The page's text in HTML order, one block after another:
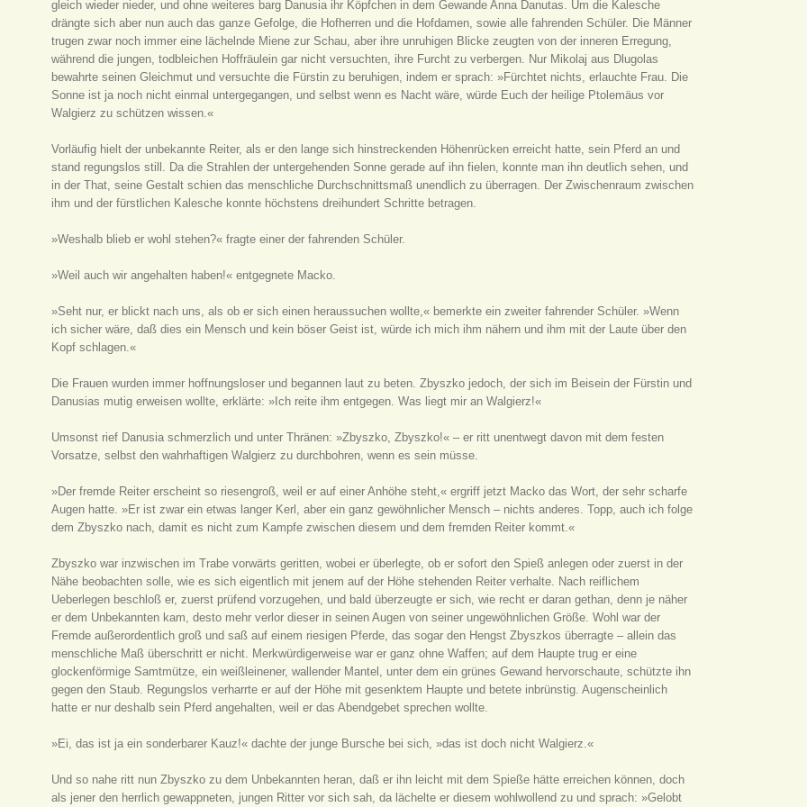
gleich wieder nieder, und ohne weiteres barg Danusia ihr Köpfchen in dem Gewande Anna Danutas. Um die Kalesche
drängte sich aber nun auch das ganze Gefolge, die Hofherren und die Hofdamen, sowie alle fahrenden Schüler. Die Männer
trugen zwar noch immer eine lächelnde Miene zur Schau, aber ihre unruhigen Blicke zeugten von der inneren Erregung,
während die jungen, todbleichen Hoffräulein gar nicht versuchten, ihre Furcht zu verbergen. Nur Mikolaj aus Dlugolas
bewahrte seinen Gleichmut und versuchte die Fürstin zu beruhigen, indem er sprach: »Fürchtet nichts, erlauchte Frau. Die
Sonne ist ja noch nicht einmal untergegangen, und selbst wenn es Nacht wäre, würde Euch der heilige Ptolemäus vor
Walgierz zu schützen wissen.«
Vorläufig hielt der unbekannte Reiter, als er den lange sich hinstreckenden Höhenrücken erreicht hatte, sein Pferd an und
stand regungslos still. Da die Strahlen der untergehenden Sonne gerade auf ihn fielen, konnte man ihn deutlich sehen, und
in der That, seine Gestalt schien das menschliche Durchschnittsmaß unendlich zu überragen. Der Zwischenraum zwischen
ihm und der fürstlichen Kalesche konnte höchstens dreihundert Schritte betragen.
»Weshalb blieb er wohl stehen?« fragte einer der fahrenden Schüler.
»Weil auch wir angehalten haben!« entgegnete Macko.
»Seht nur, er blickt nach uns, als ob er sich einen heraussuchen wollte,« bemerkte ein zweiter fahrender Schüler. »Wenn
ich sicher wäre, daß dies ein Mensch und kein böser Geist ist, würde ich mich ihm nähern und ihm mit der Laute über den
Kopf schlagen.«
Die Frauen wurden immer hoffnungsloser und begannen laut zu beten. Zbyszko jedoch, der sich im Beisein der Fürstin und
Danusias mutig erweisen wollte, erklärte: »Ich reite ihm entgegen. Was liegt mir an Walgierz!«
Umsonst rief Danusia schmerzlich und unter Thränen: »Zbyszko, Zbyszko!« – er ritt unentwegt davon mit dem festen
Vorsatze, selbst den wahrhaftigen Walgierz zu durchbohren, wenn es sein müsse.
»Der fremde Reiter erscheint so riesengroß, weil er auf einer Anhöhe steht,« ergriff jetzt Macko das Wort, der sehr scharfe
Augen hatte. »Er ist zwar ein etwas langer Kerl, aber ein ganz gewöhnlicher Mensch – nichts anderes. Topp, auch ich folge
dem Zbyszko nach, damit es nicht zum Kampfe zwischen diesem und dem fremden Reiter kommt.«
Zbyszko war inzwischen im Trabe vorwärts geritten, wobei er überlegte, ob er sofort den Spieß anlegen oder zuerst in der
Nähe beobachten solle, wie es sich eigentlich mit jenem auf der Höhe stehenden Reiter verhalte. Nach reiflichem
Ueberlegen beschloß er, zuerst prüfend vorzugehen, und bald überzeugte er sich, wie recht er daran gethan, denn je näher
er dem Unbekannten kam, desto mehr verlor dieser in seinen Augen von seiner ungewöhnlichen Größe. Wohl war der
Fremde außerordentlich groß und saß auf einem riesigen Pferde, das sogar den Hengst Zbyszkos überragte – allein das
menschliche Maß überschritt er nicht. Merkwürdigerweise war er ganz ohne Waffen; auf dem Haupte trug er eine
glockenförmige Samtmütze, ein weißleinener, wallender Mantel, unter dem ein grünes Gewand hervorschaute, schützte ihn
gegen den Staub. Regungslos verharrte er auf der Höhe mit gesenktem Haupte und betete inbrünstig. Augenscheinlich
hatte er nur deshalb sein Pferd angehalten, weil er das Abendgebet sprechen wollte.
»Ei, das ist ja ein sonderbarer Kauz!« dachte der junge Bursche bei sich, »das ist doch nicht Walgierz.«
Und so nahe ritt nun Zbyszko zu dem Unbekannten heran, daß er ihn leicht mit dem Spieße hätte erreichen können, doch
als jener den herrlich gewappneten, jungen Ritter vor sich sah, da lächelte er diesem wohlwollend zu und sprach: »Gelobt